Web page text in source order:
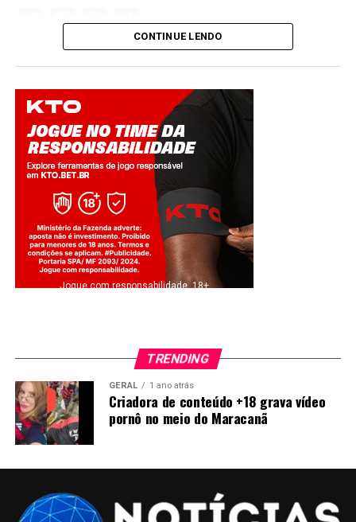
Twitter
Facebook
WhatsApp
Share
CONTINUE LENDO
Jogue com responsabilidade. 18+
TRENDING
GERAL 1 ano atrás
Criadora de conteúdo +18 grava vídeo
pornô no meio do Maracanã